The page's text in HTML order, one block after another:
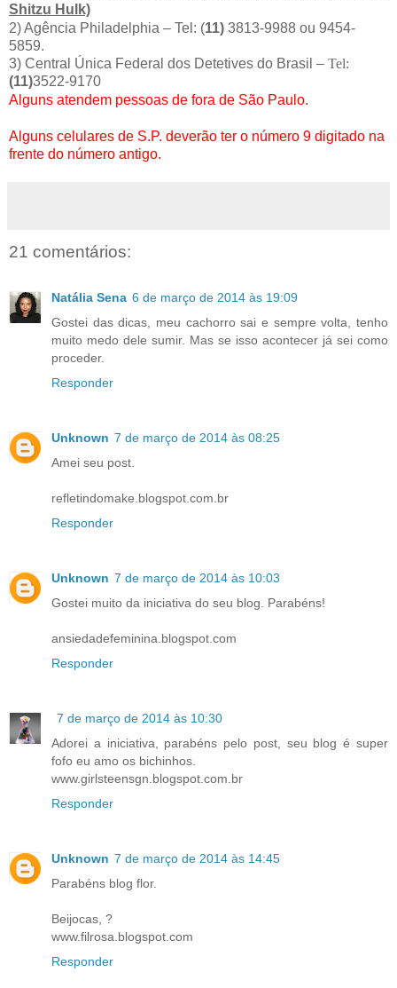
Shitzu Hulk)
2) Agência Philadelphia – Tel: (11) 3813-9988 ou 9454-
5859.
3) Central Única Federal dos Detetives do Brasil – Tel:
(11)3522-9170
Alguns atendem pessoas de fora de São Paulo.
Alguns celulares de S.P. deverão ter o número 9 digitado na
frente do número antigo.
21 comentários:
Natália Sena 6 de março de 2014 às 19:09
Gostei das dicas, meu cachorro sai e sempre volta, tenho
muito medo dele sumir. Mas se isso acontecer já sei como
proceder.
Responder
Unknown 7 de março de 2014 às 08:25
Amei seu post.
refletindomake.blogspot.com.br
Responder
Unknown 7 de março de 2014 às 10:03
Gostei muito da iniciativa do seu blog. Parabéns!
ansiedadefeminina.blogspot.com
Responder
7 de março de 2014 às 10:30
Adorei a iniciativa, parabéns pelo post, seu blog é super
fofo eu amo os bichinhos.
www.girlsteensgn.blogspot.com.br
Responder
Unknown 7 de março de 2014 às 14:45
Parabéns blog flor.
Beijocas, ?
www.filrosa.blogspot.com
Responder